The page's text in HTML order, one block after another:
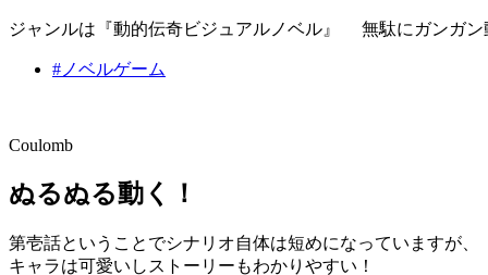
ジャンルは『動的伝奇ビジュアルノベル』 無駄にガンガン
#ノベルゲーム
Coulomb
ぬるぬる動く！
第壱話ということでシナリオ自体は短めになっていますが、
キャラは可愛いしストーリーもわかりやすい！